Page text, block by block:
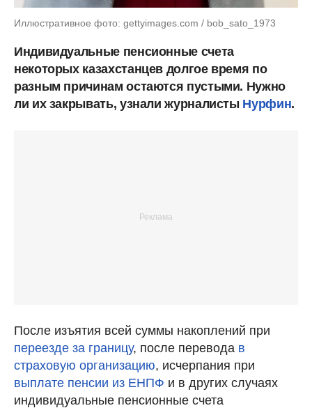
Иллюстративное фото: gettyimages.com / bob_sato_1973
Индивидуальные пенсионные счета
некоторых казахстанцев долгое время по
разным причинам остаются пустыми. Нужно
ли их закрывать, узнали журналисты Нурфин.
После изъятия всей суммы накоплений при
переезде за границу, после перевода в
страховую организацию, исчерпания при
выплате пенсии из ЕНПФ и в других случаях
индивидуальные пенсионные счета